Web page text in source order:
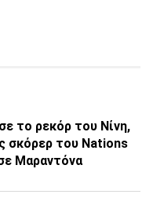
το ρεκόρ του Νίνη,
σκόρερ του Nations
Μαραντόνα